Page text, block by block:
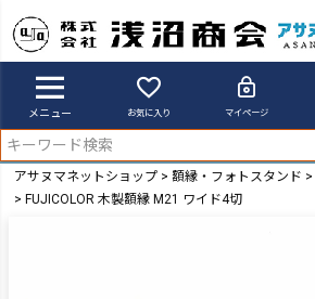
メニュー お気に入り マイページ
アサヌマネットショップ 額縁・フォトスタンド
FUJICOLOR 木製額縁 M21 ワイド4切